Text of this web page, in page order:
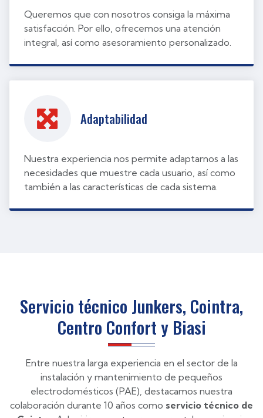
Queremos que con nosotros consiga la máxima
satisfacción. Por ello, ofrecemos una atención
integral, así como asesoramiento personalizado.
Adaptabilidad
Nuestra experiencia nos permite adaptarnos a las
necesidades que muestre cada usuario, así como
también a las características de cada sistema.
Servicio técnico Junkers, Cointra,
Centro Confort y Biasi
Entre nuestra larga experiencia en el sector de la
instalación y mantenimiento de pequeños
electrodomésticos (PAE), destacamos nuestra
colaboración durante 10 años como servicio técnico de